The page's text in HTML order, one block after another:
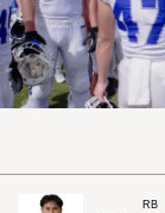
RB